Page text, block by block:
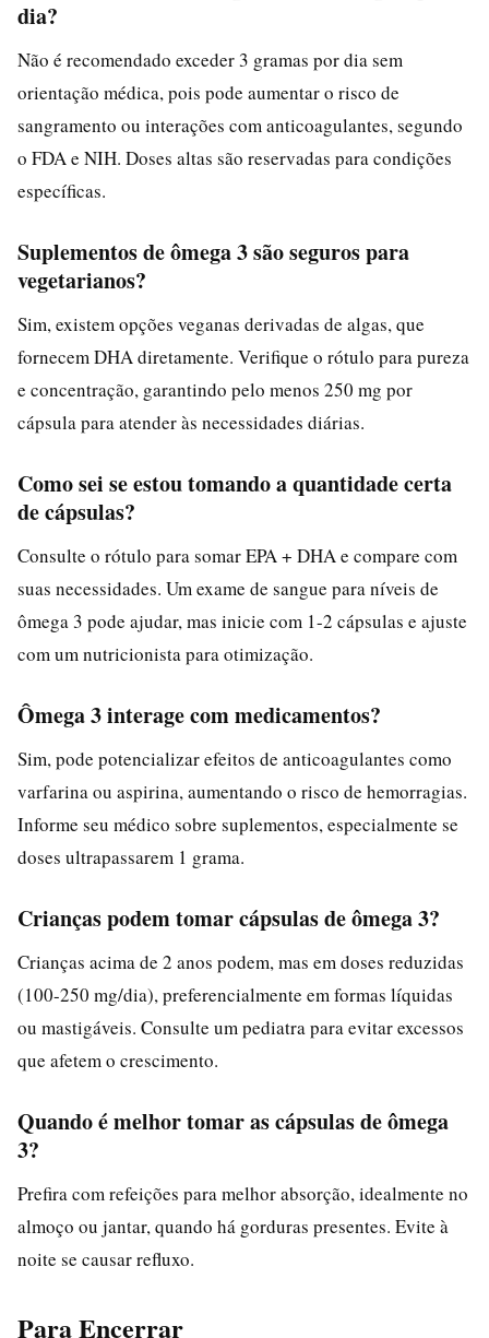
dia?
Não é recomendado exceder 3 gramas por dia sem
orientação médica, pois pode aumentar o risco de
sangramento ou interações com anticoagulantes, segundo
o FDA e NIH. Doses altas são reservadas para condições
específicas.
Suplementos de ômega 3 são seguros para
vegetarianos?
Sim, existem opções veganas derivadas de algas, que
fornecem DHA diretamente. Verifique o rótulo para pureza
e concentração, garantindo pelo menos 250 mg por
cápsula para atender às necessidades diárias.
Como sei se estou tomando a quantidade certa
de cápsulas?
Consulte o rótulo para somar EPA + DHA e compare com
suas necessidades. Um exame de sangue para níveis de
ômega 3 pode ajudar, mas inicie com 1-2 cápsulas e ajuste
com um nutricionista para otimização.
Ômega 3 interage com medicamentos?
Sim, pode potencializar efeitos de anticoagulantes como
varfarina ou aspirina, aumentando o risco de hemorragias.
Informe seu médico sobre suplementos, especialmente se
doses ultrapassarem 1 grama.
Crianças podem tomar cápsulas de ômega 3?
Crianças acima de 2 anos podem, mas em doses reduzidas
(100-250 mg/dia), preferencialmente em formas líquidas
ou mastigáveis. Consulte um pediatra para evitar excessos
que afetem o crescimento.
Quando é melhor tomar as cápsulas de ômega
3?
Prefira com refeições para melhor absorção, idealmente no
almoço ou jantar, quando há gorduras presentes. Evite à
noite se causar refluxo.
Para Encerrar